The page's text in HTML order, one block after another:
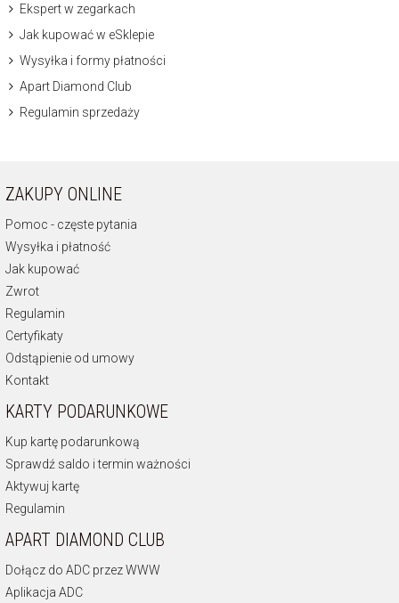
Ekspert w zegarkach
Jak kupować w eSklepie
Wysyłka i formy płatności
Apart Diamond Club
Regulamin sprzedaży
ZAKUPY ONLINE
Pomoc - częste pytania
Wysyłka i płatność
Jak kupować
Zwrot
Regulamin
Certyfikaty
Odstąpienie od umowy
Kontakt
KARTY PODARUNKOWE
Kup kartę podarunkową
Sprawdź saldo i termin ważności
Aktywuj kartę
Regulamin
APART DIAMOND CLUB
Dołącz do ADC przez WWW
Aplikacja ADC